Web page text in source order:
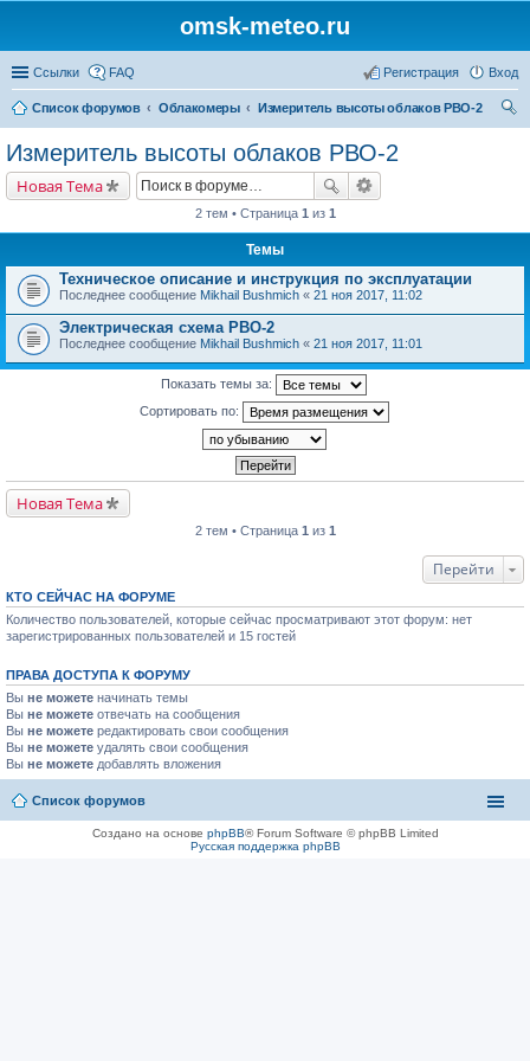
omsk-meteo.ru
Ссылки FAQ Вход
Регистрация
Список форумов Облакомеры
Измеритель высоты облаков РВО-2
Измеритель высоты облаков РВО-2
Новая Тема
2 тем • Страница 1 из 1
Темы
Техническое описание и инструкция по эксплуатации
Последнее сообщение Mikhail Bushmich « 21 ноя 2017, 11:02
Электрическая схема РВО-2
Последнее сообщение Mikhail Bushmich « 21 ноя 2017, 11:01
Показать темы за:
Сортировать по:
Новая Тема
2 тем • Страница 1 из 1
Перейти
КТО СЕЙЧАС НА ФОРУМЕ
Количество пользователей, которые сейчас просматривают этот форум: нет
зарегистрированных пользователей и 15 гостей
ПРАВА ДОСТУПА К ФОРУМУ
Вы не можете начинать темы
Вы не можете отвечать на сообщения
Вы не можете редактировать свои сообщения
Вы не можете удалять свои сообщения
Вы не можете добавлять вложения
Список форумов
Создано на основе phpBB® Forum Software © phpBB Limited
Русская поддержка phpBB